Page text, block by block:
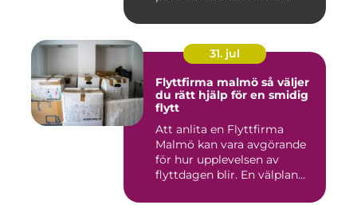
31. jul
Flyttfirma malmö så väljer
du rätt hjälp för en smidig
flytt
Att anlita en Flyttfirma
Malmö kan vara avgörande
för hur upplevelsen av
flyttdagen blir. En välplan...